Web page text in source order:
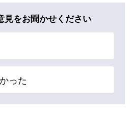
見をお聞かせください
った